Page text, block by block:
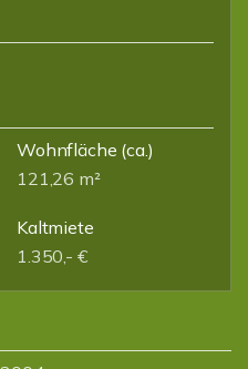
Wohnfläche (ca.)
121,26 m²
Kaltmiete
1.350,- €